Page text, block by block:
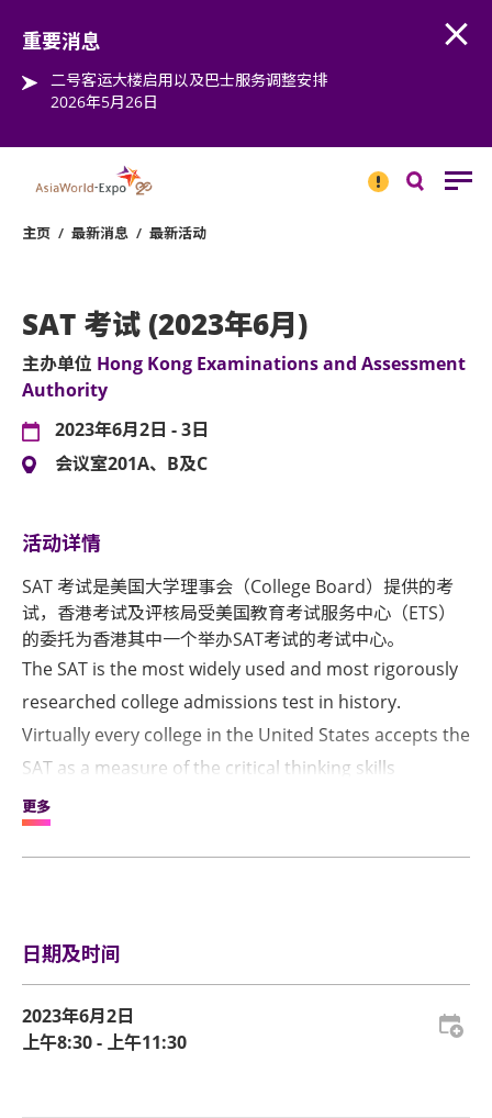
重要消息
二号客运大楼启用以及巴士服务调整安排
2026年5月26日
消息
主页 / 最新消息 / 最新活动
SAT 考试 (2023年6月)
主办单位 Hong Kong Examinations and Assessment
Authority
2023年6月2日 - 3日
会议室201A、B及C
活动详情
SAT 考试是美国大学理事会（College Board）提供的考
试，香港考试及评核局受美国教育考试服务中心（ETS）
的委托为香港其中一个举办SAT考试的考试中心。
The SAT is the most widely used and most rigorously
researched college admissions test in history.
Virtually every college in the United States accepts the
SAT as a measure of the critical thinking skills
students need for academic success in college. The
SAT assesses how well students analyze and solve
standardized across all students, schools, and
scale for comparison. （节录自SAT Program Fact
更多
日期及时间
2023年6月2日
上午8:30 - 上午11:30